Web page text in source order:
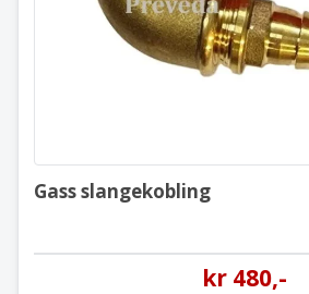
Gass slangekobling
kr 480,-